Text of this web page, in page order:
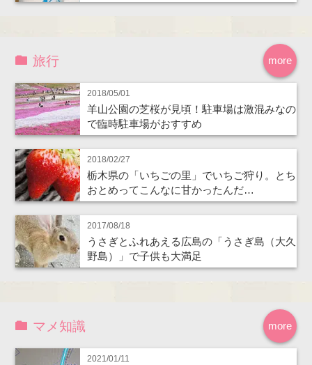
more
旅行
2018/05/01
羊山公園の芝桜が見頃！駐車場は激混みなの
で臨時駐車場がおすすめ
2018/02/27
栃木県の「いちごの里」でいちご狩り。とち
おとめってこんなに甘かったんだ…
2017/08/18
うさぎとふれあえる広島の「うさぎ島（大久
野島）」で子供も大満足
more
マメ知識
2021/01/11